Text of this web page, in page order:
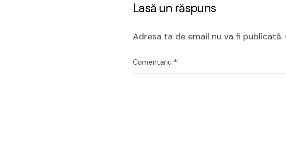
Lasă un răspuns
Adresa ta de email nu va fi publicată.
Comentariu *